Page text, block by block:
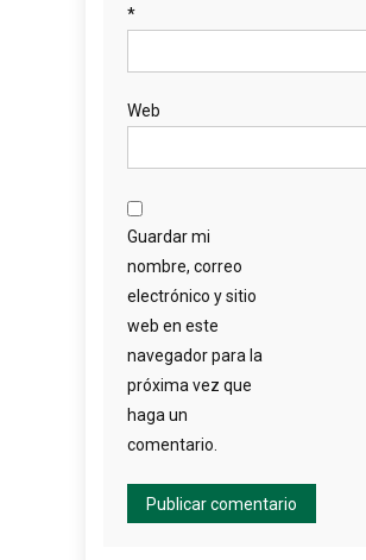
*
Web
Guardar mi
nombre, correo
electrónico y sitio
web en este
navegador para la
próxima vez que
haga un
comentario.